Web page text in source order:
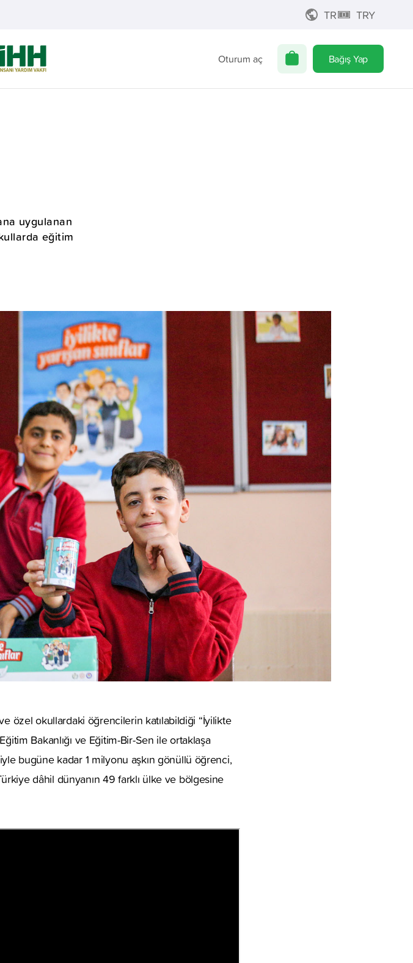
TR TRY
Oturum aç Bağış Yap
uygulanan
eğitim
özel okullardaki öğrencilerin katılabildiği “İyilikte
Bakanlığı ve Eğitim-Bir-Sen ile ortaklaşa
bugüne kadar 1 milyonu aşkın gönüllü öğrenci,
dâhil dünyanın 49 farklı ülke ve bölgesine